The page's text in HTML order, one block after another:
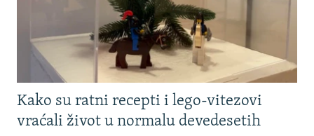
Kako su ratni recepti i lego-vitezovi
vraćali život u normalu devedesetih